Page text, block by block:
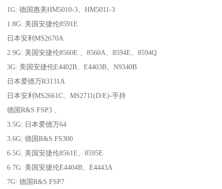
1G: 德国惠美HM5010-3、HM5011-3
1.8G: 美国安捷伦8591E
日本安利MS2670A
2.9G: 美国安捷伦8560E 、8560A、8594E、8594Q
3G: 美国安捷伦E4402B、E4403B、N9340B
日本爱德万R3131A
日本安利MS2661C、MS2711(D/E)-手持
德国R&S FSP3 、
3.5G: 日本爱德万64
3.6G: 德国R&S FS300
6.5G: 美国安捷伦8561E、8595E
6.7G: 美国安捷伦E4404B、E4443A
7G: 德国R&S FSP7